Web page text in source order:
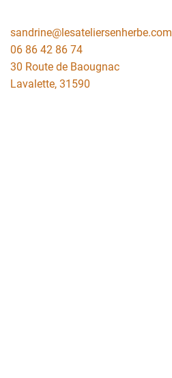
sandrine@lesateliersenherbe.com
06 86 42 86 74
30 Route de Baougnac
Lavalette, 31590